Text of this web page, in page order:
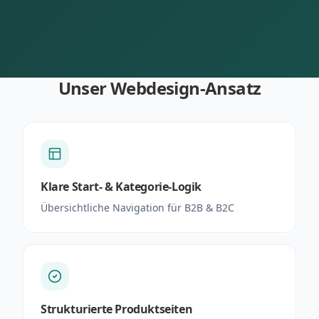
Unser Webdesign-Ansatz
Klare Start- & Kategorie-Logik
Übersichtliche Navigation für B2B & B2C
Strukturierte Produktseiten